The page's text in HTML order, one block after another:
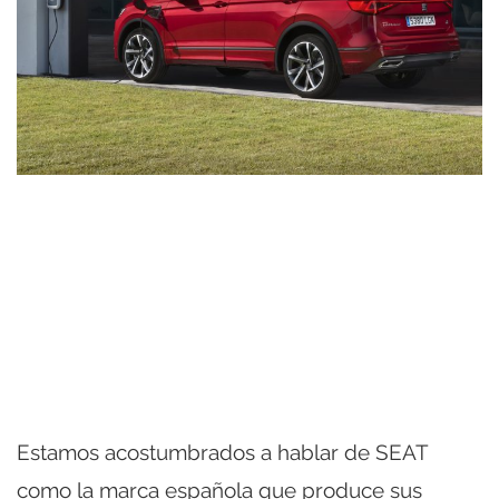
Estamos acostumbrados a hablar de SEAT
como la marca española que produce sus